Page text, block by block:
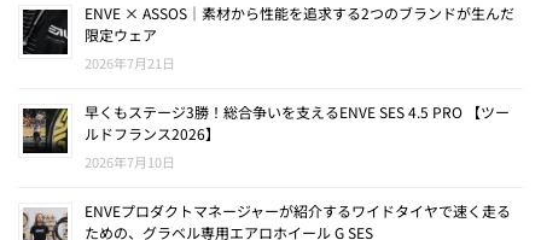
ENVE × ASSOS｜素材から性能を追求する2つのブランドが生んだ
限定ウェア
2026年7月21日
早くもステージ3勝！総合争いを支えるENVE SES 4.5 PRO 【ツー
ルドフランス2026】
2026年7月10日
ENVEプロダクトマネージャーが紹介するワイドタイヤで速く走る
ための、グラベル専用エアロホイール G SES